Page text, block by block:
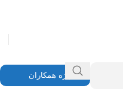
ویژه همکاران